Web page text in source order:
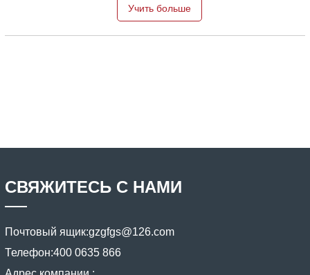
стальной лист и цветной лист. Стальные
Учить больше
СВЯЖИТЕСЬ С НАМИ
Почтовый ящик:gzgfgs@126.com
Телефон:400 0635 866